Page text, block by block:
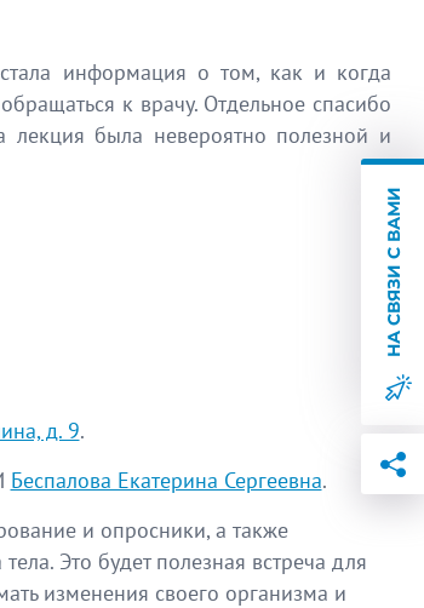
информация о том, как и когда
к врачу. Отдельное спасибо
была невероятно полезной и
д. 9.
Беспалова Екатерина Сергеевна.
и опросники, а также
Это будет полезная встреча для
изменения своего организма и
НА СВЯЗИ С ВАМИ